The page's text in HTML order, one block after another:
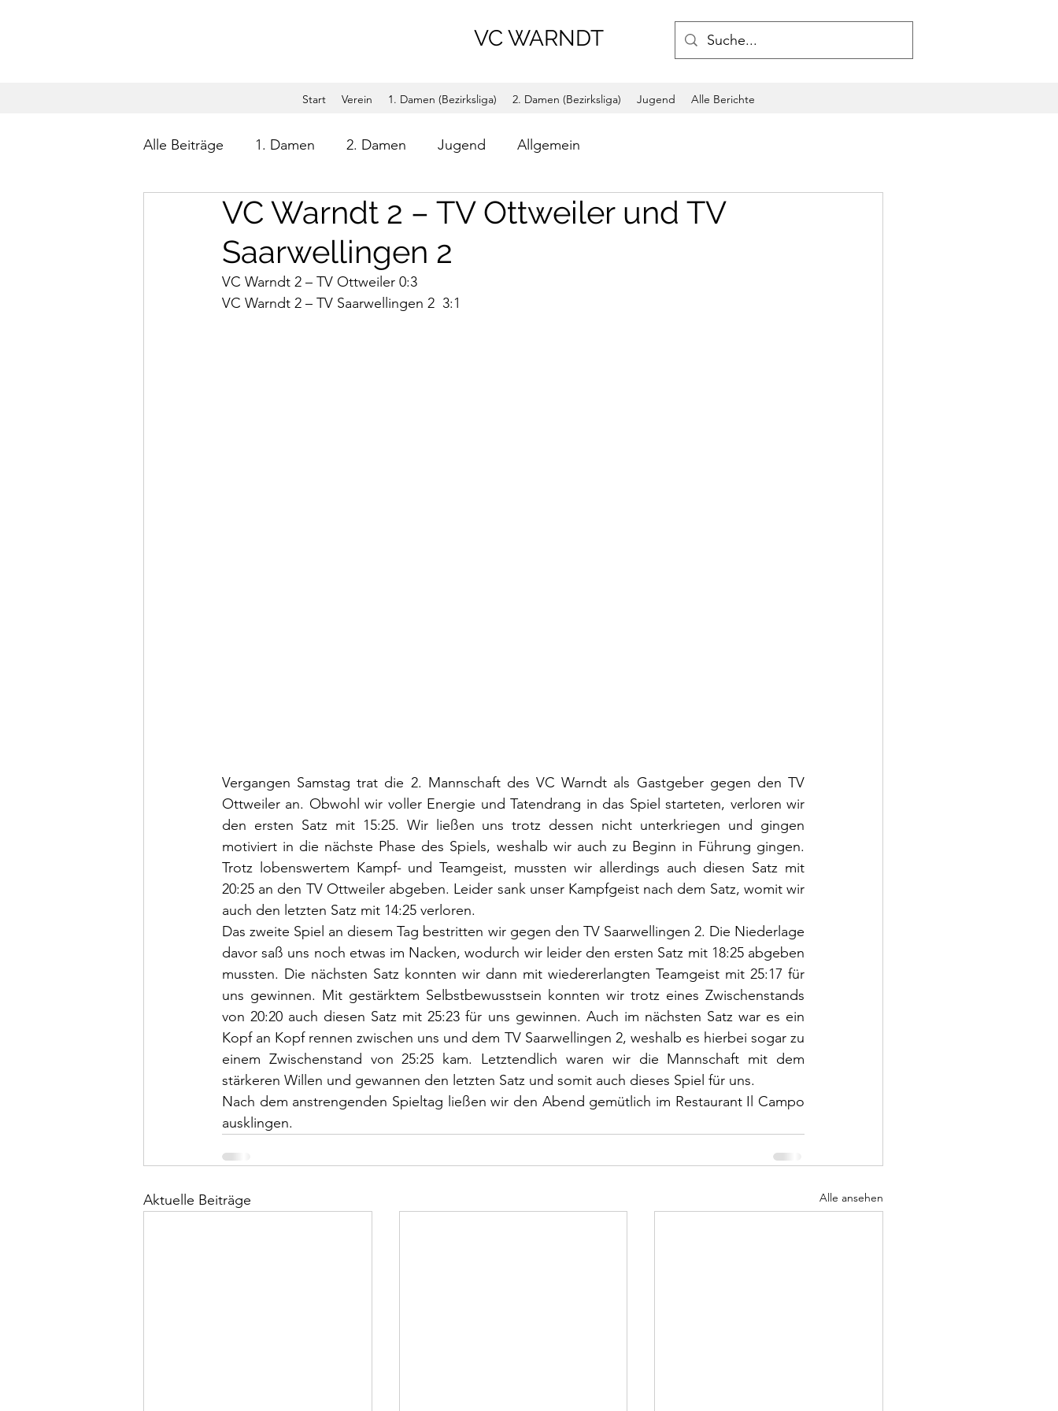
VC WARNDT
Start Verein 1. Damen (Bezirksliga) 2. Damen (Bezirksliga) Jugend Alle Berichte
Alle Beiträge 1. Damen 2. Damen Jugend Allgemein
VC Warndt 2 – TV Ottweiler und TV
Saarwellingen 2
VC Warndt 2 – TV Ottweiler 0:3
VC Warndt 2 – TV Saarwellingen 2  3:1
Vergangen Samstag trat die 2. Mannschaft des VC Warndt als Gastgeber gegen den TV
Ottweiler an. Obwohl wir voller Energie und Tatendrang in das Spiel starteten, verloren wir
den ersten Satz mit 15:25. Wir ließen uns trotz dessen nicht unterkriegen und gingen
motiviert in die nächste Phase des Spiels, weshalb wir auch zu Beginn in Führung gingen.
Trotz lobenswertem Kampf- und Teamgeist, mussten wir allerdings auch diesen Satz mit
20:25 an den TV Ottweiler abgeben. Leider sank unser Kampfgeist nach dem Satz, womit wir
auch den letzten Satz mit 14:25 verloren.
Das zweite Spiel an diesem Tag bestritten wir gegen den TV Saarwellingen 2. Die Niederlage
davor saß uns noch etwas im Nacken, wodurch wir leider den ersten Satz mit 18:25 abgeben
mussten. Die nächsten Satz konnten wir dann mit wiedererlangten Teamgeist mit 25:17 für
uns gewinnen. Mit gestärktem Selbstbewusstsein konnten wir trotz eines Zwischenstands
von 20:20 auch diesen Satz mit 25:23 für uns gewinnen. Auch im nächsten Satz war es ein
Kopf an Kopf rennen zwischen uns und dem TV Saarwellingen 2, weshalb es hierbei sogar zu
einem Zwischenstand von 25:25 kam. Letztendlich waren wir die Mannschaft mit dem
stärkeren Willen und gewannen den letzten Satz und somit auch dieses Spiel für uns.
Nach dem anstrengenden Spieltag ließen wir den Abend gemütlich im Restaurant Il Campo
ausklingen.
Aktuelle Beiträge Alle ansehen